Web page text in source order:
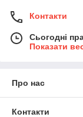
Контакти
Сьогодні
Показати
Про нас
Контакти